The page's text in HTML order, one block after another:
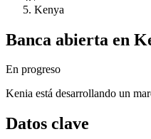
Kenya
Banca abierta en
En progreso
Kenia está desarrollando un
Datos clave